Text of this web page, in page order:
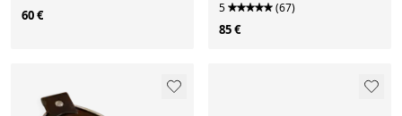
60 € 5 (67)
85 €